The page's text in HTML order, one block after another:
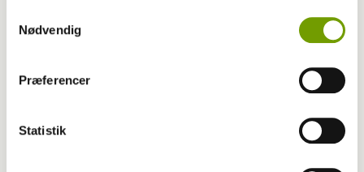
Nødvendig
Præferencer
Statistik